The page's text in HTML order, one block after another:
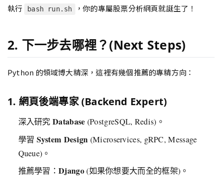
執行 bash run.sh ，你的專屬股票分析網頁就誕生了！
2. 下一步去哪裡？(Next Steps)
Python 的領域博大精深，這裡有幾個推薦的專精方向：
1. 網頁後端專家 (Backend Expert)
深入研究Database (PostgreSQL, Redis)。
學習 System Design (Microservices, gRPC, Message
Queue)。
推薦學習：Django(如果你想要大而全的框架)。